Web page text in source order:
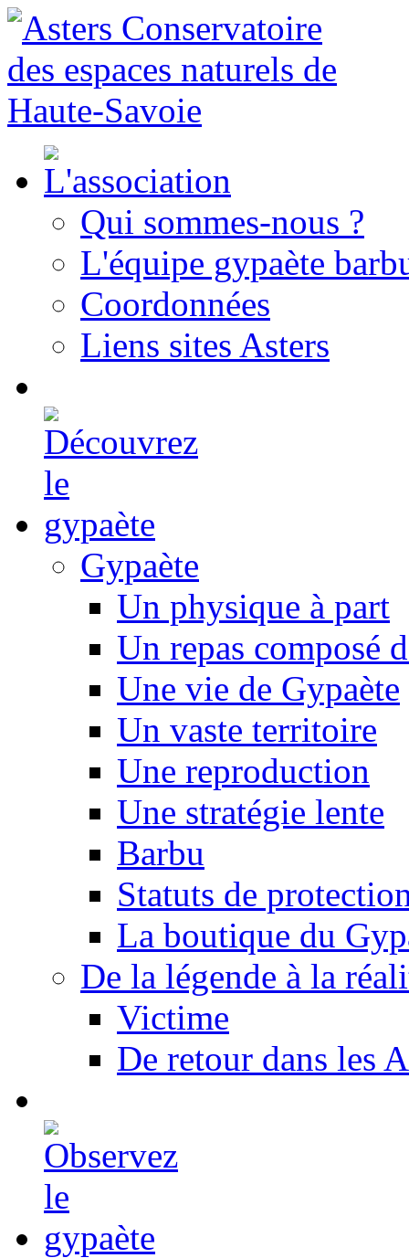
Qui sommes-nous ?
L'équipe gypaète
Coordonnées
Liens sites Asters
Gypaète
Un physique à part
Un repas composé
Une vie de Gypaète
Un vaste territoire
Une reproduction
Une stratégie lente
Barbu
Statuts de
La boutique du
De la légende à la
Victime
De retour dans les